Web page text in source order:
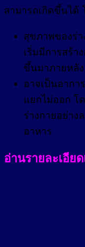
สามารถเกิดขึ้นได้
สุขภาพของร่า
เริ่มมีการสร้า
ขึ้นมาภายหลัง
อาจเป็นอาก
แยกไม่ออก โ
ร่างกายอย่าง
อาหาร
อ่านรายละเอีย